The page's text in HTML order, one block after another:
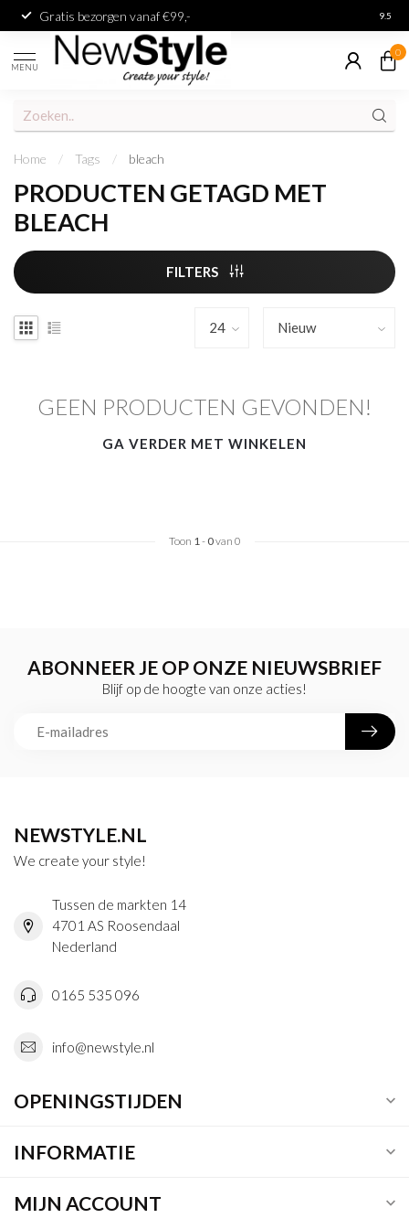
Gratis bezorgen vanaf €99,- 9.5
MENU
0
Home / Tags / bleach
PRODUCTEN GETAGD MET
BLEACH
FILTERS
GEEN PRODUCTEN GEVONDEN!
GA VERDER MET WINKELEN
Toon 1- 0van 0
ABONNEER JE OP ONZE NIEUWSBRIEF
Blijf op de hoogte van onze acties!
NEWSTYLE.NL
We create your style!
Tussen de markten 14
4701 AS Roosendaal
Nederland
0165 535 096
info@newstyle.nl
OPENINGSTIJDEN
INFORMATIE
MIJN ACCOUNT